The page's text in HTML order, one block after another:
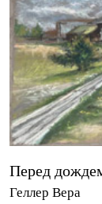
Перед
Геллер Вера